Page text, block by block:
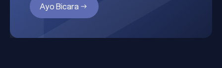
Ayo Bicara